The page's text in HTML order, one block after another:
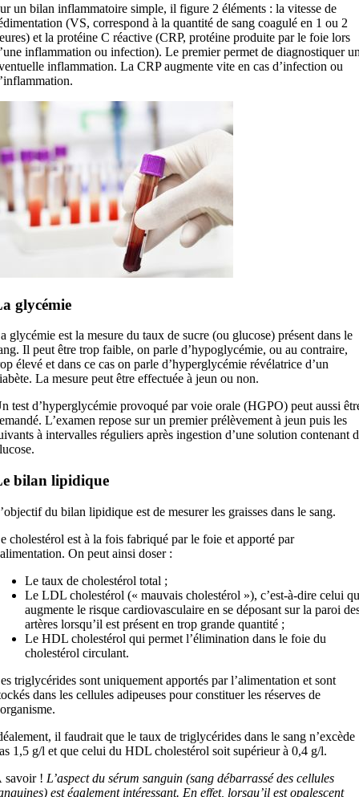
un bilan inflammatoire simple, il figure 2 éléments : la vitesse de
(VS, correspond à la quantité de sang coagulé en 1 ou 2
et la protéine C réactive (CRP, protéine produite par le foie lors
inflammation ou infection). Le premier permet de diagnostiquer
inflammation. La CRP augmente vite en cas d’infection ou
glycémie
glycémie est la mesure du taux de sucre (ou glucose) présent dans le
Il peut être trop faible, on parle d’hypoglycémie, ou au contraire,
élevé et dans ce cas on parle d’hyperglycémie révélatrice d’un
La mesure peut être effectuée à jeun ou non.
test d’hyperglycémie provoqué par voie orale (HGPO) peut aussi
L’examen repose sur un premier prélèvement à jeun puis les
à intervalles réguliers après ingestion d’une solution contenant
bilan lipidique
du bilan lipidique est de mesurer les graisses dans le sang.
cholestérol est à la fois fabriqué par le foie et apporté par
On peut ainsi doser :
Le taux de cholestérol total ;
Le LDL cholestérol (« mauvais cholestérol »), c’est-à-dire celui
augmente le risque cardiovasculaire en se déposant sur la paroi
artères lorsqu’il est présent en trop grande quantité ;
Le HDL cholestérol qui permet l’élimination dans le foie du
cholestérol circulant.
triglycérides sont uniquement apportés par l’alimentation et sont
dans les cellules adipeuses pour constituer les réserves de
il faudrait que le taux de triglycérides dans le sang n’excède
1,5 g/l et que celui du HDL cholestérol soit supérieur à 0,4 g/l.
savoir ! L’aspect du sérum sanguin (sang débarrassé des cellules
est également intéressant. En effet, lorsqu’il est opalescent